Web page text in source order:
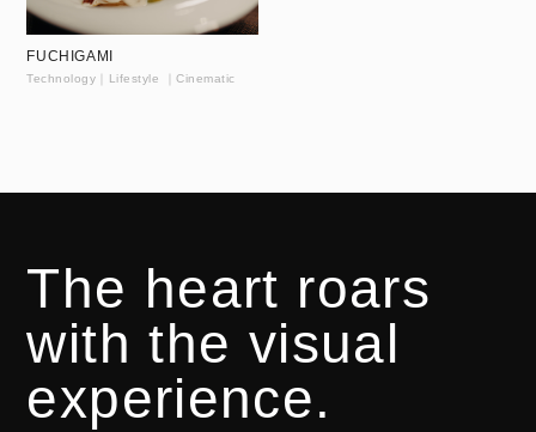
FUCHIGAMI
Technology｜Lifestyle ｜Cinematic
The heart roars
with the visual
experience.